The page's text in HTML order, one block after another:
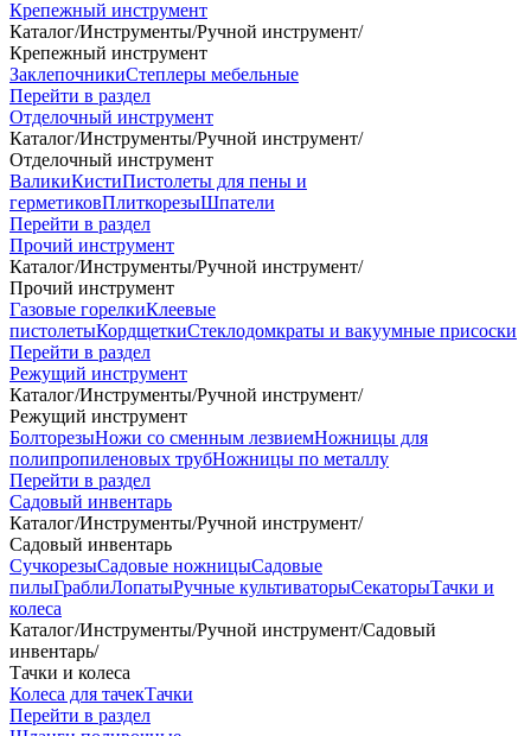
Крепежный инструмент
Каталог/Инструменты/Ручной инструмент/
Крепежный инструмент
ЗаклепочникиСтеплеры мебельные
Перейти в раздел
Отделочный инструмент
Каталог/Инструменты/Ручной инструмент/
Отделочный инструмент
ВаликиКистиПистолеты для пены и
герметиковПлиткорезыШпатели
Перейти в раздел
Прочий инструмент
Каталог/Инструменты/Ручной инструмент/
Прочий инструмент
Газовые горелкиКлеевые
пистолетыКордщеткиСтеклодомкраты и вакуумные присоски
Перейти в раздел
Режущий инструмент
Каталог/Инструменты/Ручной инструмент/
Режущий инструмент
БолторезыНожи со сменным лезвиемНожницы для
полипропиленовых трубНожницы по металлу
Перейти в раздел
Садовый инвентарь
Каталог/Инструменты/Ручной инструмент/
Садовый инвентарь
СучкорезыСадовые ножницыСадовые
пилыГраблиЛопатыРучные культиваторыСекаторыТачки и
колеса
Каталог/Инструменты/Ручной инструмент/Садовый
инвентарь/
Тачки и колеса
Колеса для тачекТачки
Перейти в раздел